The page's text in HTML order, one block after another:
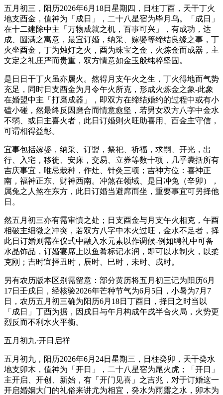
五月初三，阳历2026年6月18日星期四，日柱丁酉，天干丁火
地支酉金，值神为「成日」，二十八星宿为毕月乌。「成日」
在十二建除中主「万物成就之机，百事可兴」，有成功，达
成、圆满之寓意，最宜订婚，纳采、嫁娶等缔结良缘之事，丁
火坐酉金，丁为烛灯之火，酉为珠宝之金，火炼金而成器，主
文定之礼庄严而贵重，双方情意如金玉般纯粹坚固。
是日日干丁火虽亦属火。然得月支午火之生，丁火得地而气势
充足，同时日支酉金为月令午火所克，形成火炼金之象-此象
在婚盟中主「打磨成器」，即双方在缔结婚约的过程中或有小
磕小碰，然最终反因磨合而情意愈坚，若男女双方八字中金水
不弱、或日主喜火者，此日订婚则火旺助喜用、酉金主守信，
可谓相得益彰。
宜事包括嫁娶，纳采、订盟，祭祀、祈福，求嗣、开光，出
行、入宅，移徙、安床，交易、立券等数十项，几乎囊括所有
吉庆事宜，唯忌栽种，作灶、针灸三项；吉神方位：喜神正
南，福神正东、财神西南。冲煞在领域、是日冲兔（辛卯），
属兔之人煞在东方，此日订婚当避席而坐，重要事宜可另择他
日。
然五月初三亦有需审慎之处；日支酉金与月支午火相克，午酉
相破主细微之冲突，若双方八字中木火过旺，金水不足者，择
此日订婚则需在仪式中融入水元素以作调候-例如聘礼中可备
水晶饰品，订婚宴席上以鱼肴标记水润，即可以水制火，以柔
克刚；吉时宜择丑时，辰时、巳时，未时、戌时。
另有农历版本区别需留意：部分黄历将五月初三记为阳历6月
17日壬戌日，经核验2026年芒种节气为6月5日，小暑为7月7
日，农历五月初三确为阳历6月18日丁酉日，择日之时当以
「成日」丁酉为据，因戌日与午月构成午戌半合火局，火势更
烈反而不利水火平衡。
五月初九·开日启祥
五月初九，阳历2026年6月24日星期三，日柱癸卯，天干癸水
地支卯木，值神为「开日」，二十八星宿为尾火虎；「开日」
主开启、开创、新始，有「开门见喜」之吉兆，对于订婚这一
开启婚姻大门的礼俗来讲尤为相宜，癸水为雨露之水，卯木为